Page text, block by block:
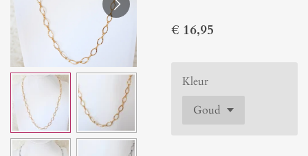
€ 16,95
Kleur